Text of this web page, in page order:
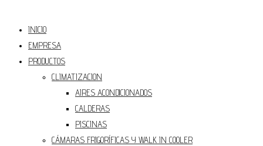
Main
Menu
panel
INICIO
EMPRESA
PRODUCTOS
CLIMATIZACION
AIRES ACONDICIONADOS
CALDERAS
PISCINAS
CÁMARAS FRIGORÍFICAS Y WALK IN COOLER